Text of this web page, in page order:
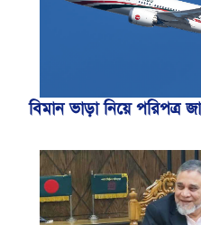
বিমান ভাড়া নিয়ে পরিপত্র